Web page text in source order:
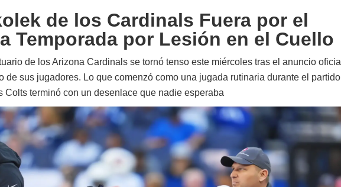
de los Cardinals Fuera por el
Temporada por Lesión en el Cuello
de los Arizona Cardinals se tornó tenso este miércoles tras el anuncio oficial
de sus jugadores. Lo que comenzó como una jugada rutinaria durante el partido
Colts terminó con un desenlace que nadie esperaba